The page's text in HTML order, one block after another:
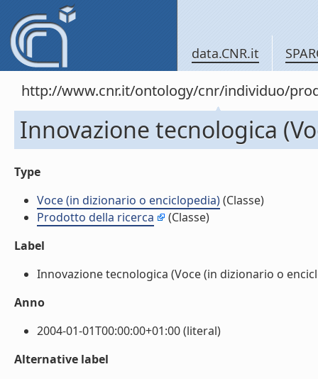
data.CNR.it
http://www.cnr.it/ontology/cnr/individuo/
Innovazione tecnologica
Type
Voce (in dizionario o enciclopedia)(Classe)
Prodotto della ricerca
(Classe)
Label
Innovazione tecnologica (Voce (in dizionario o
Anno
2004-01-01T00:00:00+01:00 (literal)
Alternative label